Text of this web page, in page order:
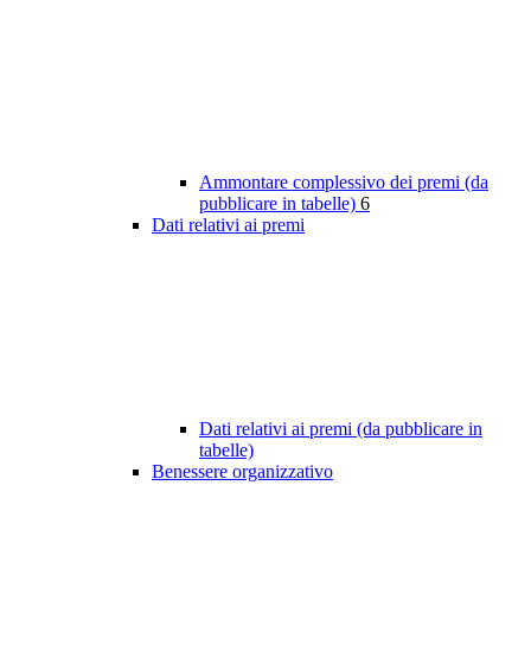
Ammontare complessivo dei premi (da
pubblicare in tabelle) 6
Dati relativi ai premi
Dati relativi ai premi (da pubblicare in
tabelle)
Benessere organizzativo